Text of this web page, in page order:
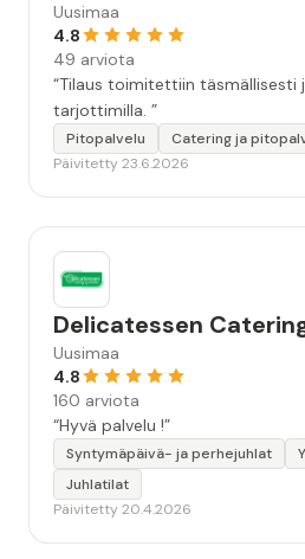
Uusimaa
4.8
49 arviota
“Tilaus toimitettiin täsmällisesti
tarjottimilla. ”
Pitopalvelu Catering ja
Päivitetty 23.6.2026
Delicatessen
Uusimaa
4.8
160 arviota
“Hyvä palvelu !”
Syntymäpäivä- ja perhejuhlat
Juhlatilat
Päivitetty 20.4.2026